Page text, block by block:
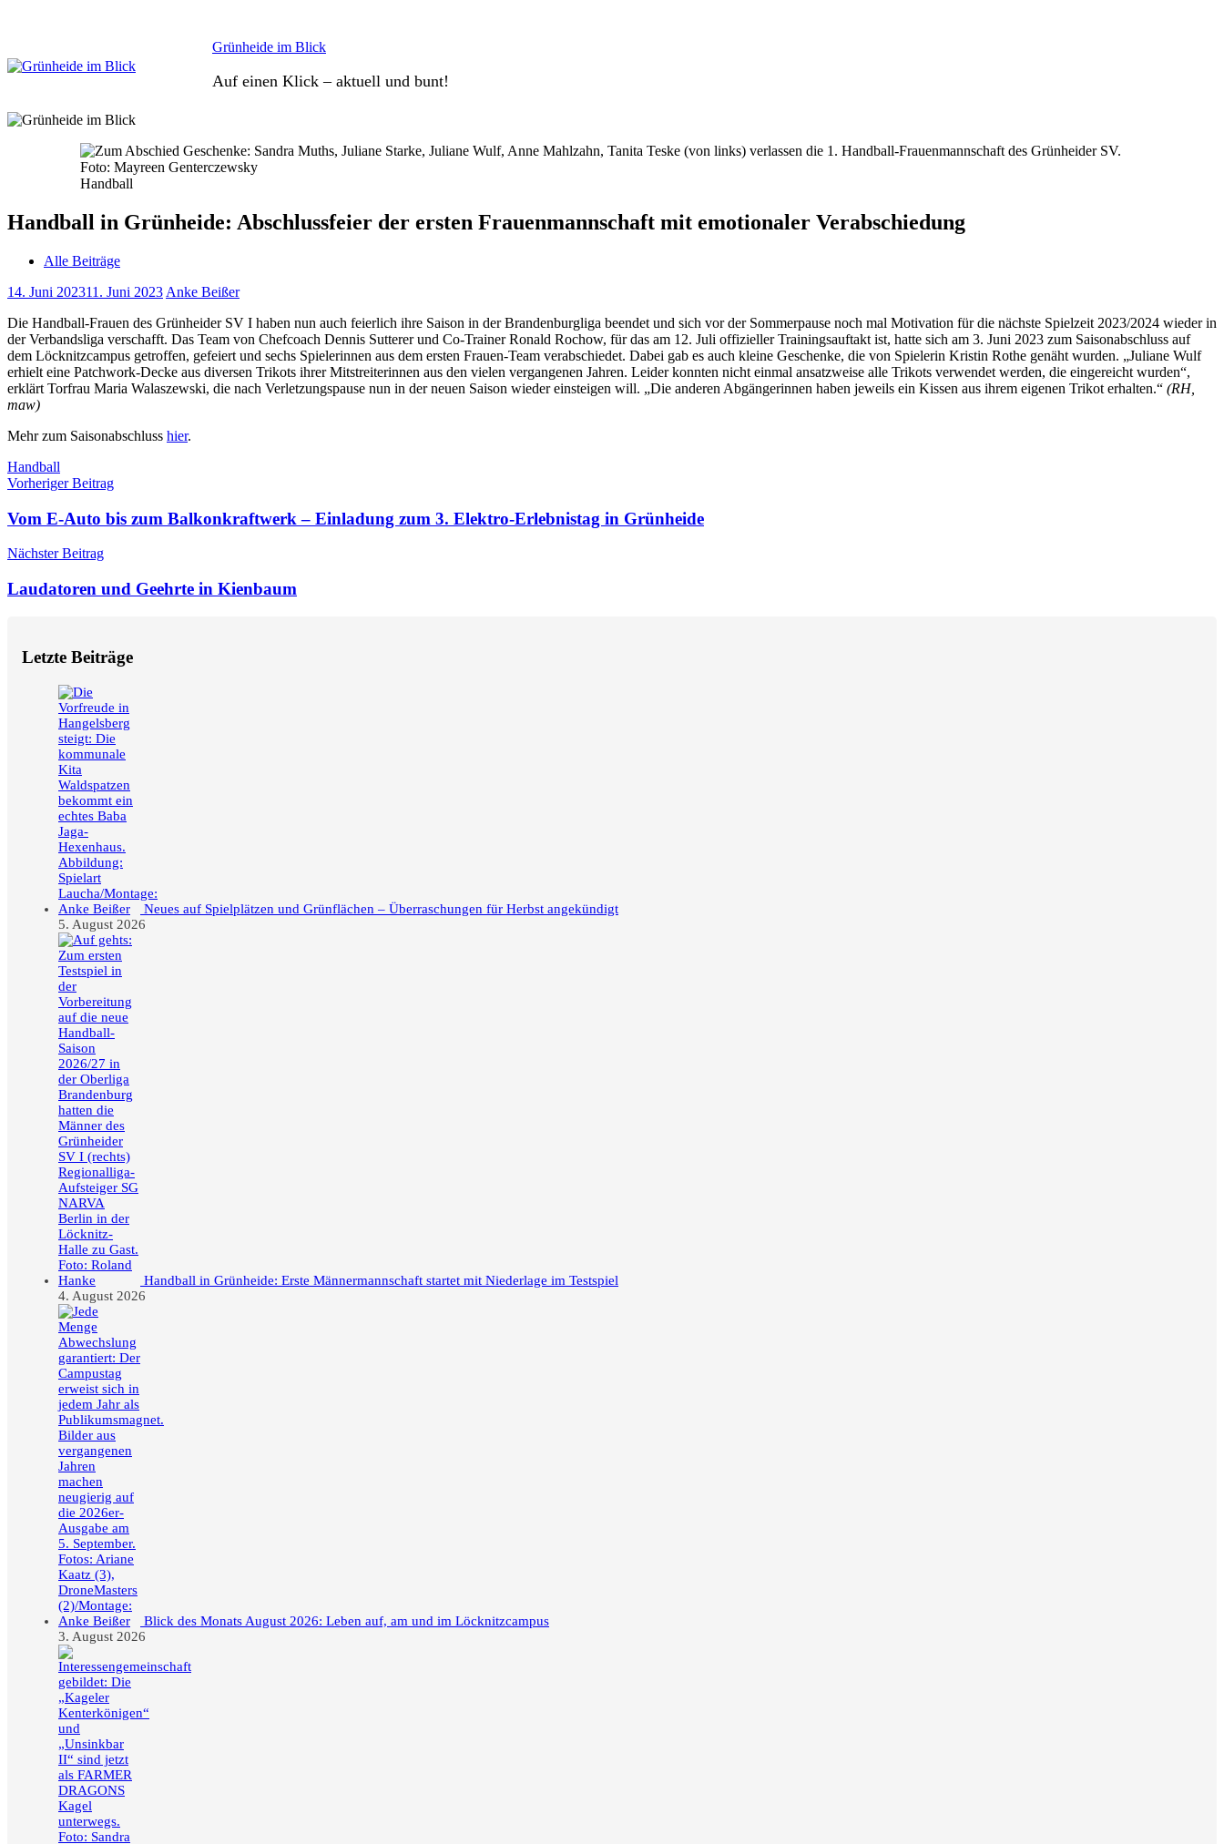
Grünheide im Blick
Auf einen Klick – aktuell und bunt!
Handball
Handball in Grünheide: Abschlussfeier der ersten Frauenmannschaft mit emotionaler Verabschiedung
Alle Beiträge
14. Juni 202311. Juni 2023 Anke Beißer
Die Handball-Frauen des Grünheider SV I haben nun auch feierlich ihre Saison in der Brandenburgliga beendet und sich vor der Sommerpause noch mal Motivation für die nächste Spielzeit 2023/2024 wieder in
der Verbandsliga verschafft. Das Team von Chefcoach Dennis Sutterer und Co-Trainer Ronald Rochow, für das am 12. Juli offizieller Trainingsauftakt ist, hatte sich am 3. Juni 2023 zum Saisonabschluss auf
dem Löcknitzcampus getroffen, gefeiert und sechs Spielerinnen aus dem ersten Frauen-Team verabschiedet. Dabei gab es auch kleine Geschenke, die von Spielerin Kristin Rothe genäht wurden. „Juliane Wulf
erhielt eine Patchwork-Decke aus diversen Trikots ihrer Mitstreiterinnen aus den vielen vergangenen Jahren. Leider konnten nicht einmal ansatzweise alle Trikots verwendet werden, die eingereicht wurden“,
erklärt Torfrau Maria Walaszewski, die nach Verletzungspause nun in der neuen Saison wieder einsteigen will. „Die anderen Abgängerinnen haben jeweils ein Kissen aus ihrem eigenen Trikot erhalten.“ (RH,
maw)
Mehr zum Saisonabschluss hier.
Schlagwörter
Handball
Beitragsnavigation
Vorheriger Beitrag
Vom E-Auto bis zum Balkonkraftwerk – Einladung zum 3. Elektro-Erlebnistag in Grünheide
Nächster Beitrag
Laudatoren und Geehrte in Kienbaum
Letzte Beiträge
Neues auf Spielplätzen und Grünflächen – Überraschungen für Herbst angekündigt
5. August 2026
Handball in Grünheide: Erste Männermannschaft startet mit Niederlage im Testspiel
4. August 2026
Blick des Monats August 2026: Leben auf, am und im Löcknitzcampus
3. August 2026